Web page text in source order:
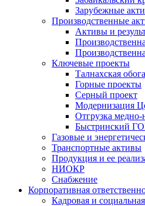
Зарубежные
Производственные
Активы и
Ключевые проекты
Талнахская
Горные проекты
Серный проект
Модернизация
Отгрузка медно-
Быстринский
Газовые и
Транспортные активы
Продукция и ее
НИОКР
Снабжение
Корпоративная
Кадровая и